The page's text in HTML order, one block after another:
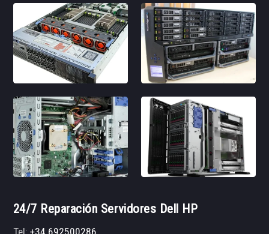
24/7 Reparación Servidores Dell HP
Tel:+34 692500286